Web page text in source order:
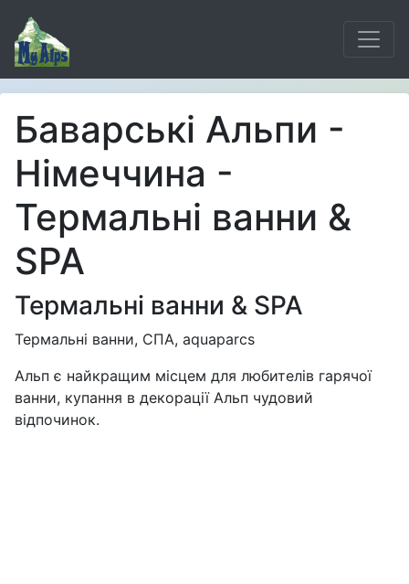
Баварські Альпи -
Німеччина -
Термальні ванни &
SPA
Термальні ванни & SPA
Термальні ванни, СПА, aquaparcs
Альп є найкращим місцем для любителів гарячої
ванни, купання в декорації Альп чудовий
відпочинок.